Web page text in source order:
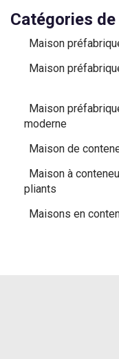
Catégories
Maison
Maison
Maison
moderne
Maison de
Maison à
pliants
Maisons en